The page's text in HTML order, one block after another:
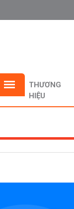
THƯƠNG
HIỆU